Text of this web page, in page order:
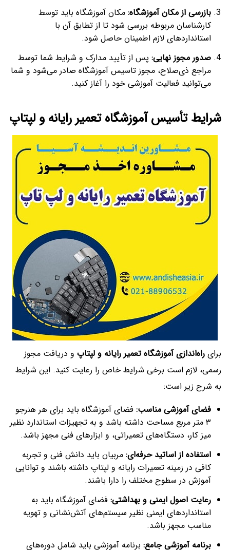
بازرسی از مکان آموزشگاه: مکان آموزشگاه باید توسط
کارشناسان مربوطه بررسی شود تا از تطابق آن با
استانداردهای لازم اطمینان حاصل شود.
صدور مجوز نهایی: پس از تأیید مدارک و شرایط شما توسط
مراجع ذی‌صلاح، مجوز تاسیس آموزشگاه صادر می‌شود و شما
می‌توانید فعالیت آموزشی خود را آغاز کنید.
شرایط تأسیس آموزشگاه تعمیر رایانه و لپتاپ
برای راه‌اندازی آموزشگاه تعمیر رایانه و لپتاپ و دریافت مجوز
رسمی، لازم است برخی شرایط خاص را رعایت کنید. این شرایط
به شرح زیر است:
فضای آموزشی مناسب: فضای آموزشگاه باید برای هر هنرجو
۳ متر مربع مساحت داشته باشد و به تجهیزات استاندارد نظیر
میز کار، دستگاه‌های تعمیراتی، و ابزارهای فنی مجهز باشد.
استفاده از اساتید حرفه‌ای: مربیان باید دانش فنی و تجربه
کافی در زمینه تعمیرات رایانه و لپتاپ داشته باشند و توانایی
آموزش در سطوح مختلف را دارا باشند.
رعایت اصول ایمنی و بهداشتی: فضای آموزشگاه باید به
استانداردهای ایمنی نظیر سیستم‌های آتش‌نشانی و تهویه
مناسب مجهز باشد.
برنامه آموزشی جامع: برنامه آموزشی باید شامل دوره‌های